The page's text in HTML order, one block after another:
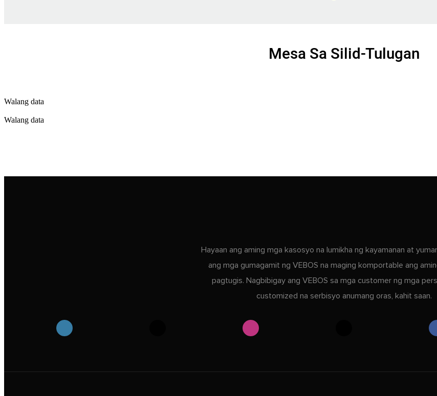
Mesa Sa Silid-Tulugan
Walang data
Walang data
Hayaan ang aming mga kasosyo na lumikha ng kayamanan at
ang mga gumagamit ng VEBOS na maging komportable ang
pagtugis. Nagbibigay ang VEBOS sa mga customer ng mga
customized na serbisyo anumang oras, kahit saan.